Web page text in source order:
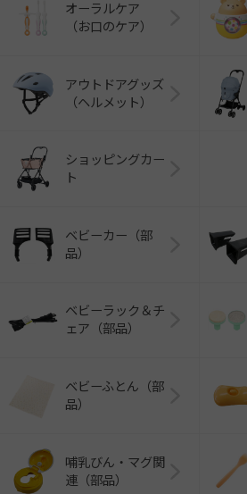
オーラルケア
（お口のケア）
アウトドアグッズ
（ヘルメット）
ショッピングカー
ト
ベビーカー（部
品）
ベビーラック＆チ
ェア（部品）
ベビーふとん（部
品）
哺乳びん・マグ関
連（部品）